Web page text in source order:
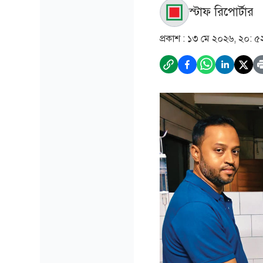
স্টাফ রিপোর্টার
প্রকাশ : ১৩ মে ২০২৬, ২০: